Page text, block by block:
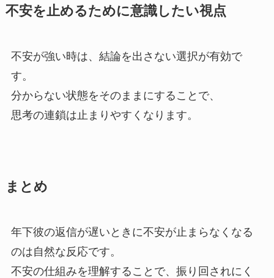
不安を止めるために意識したい視点
不安が強い時は、結論を出さない選択が有効で
す。
分からない状態をそのままにすることで、
思考の連鎖は止まりやすくなります。
まとめ
年下彼の返信が遅いときに不安が止まらなくなる
のは自然な反応です。
不安の仕組みを理解することで、振り回されにく